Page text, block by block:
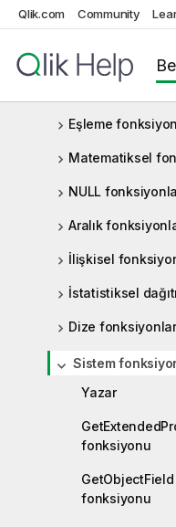
Qlik.com Community
Yorumlama
Kayıtlar arası
Eşleme
Matematiksel
NULL
Aralık
İlişkisel
İstatistiksel
Dize
Sistem
Yazar
fonksiyonu
fonksiyonu